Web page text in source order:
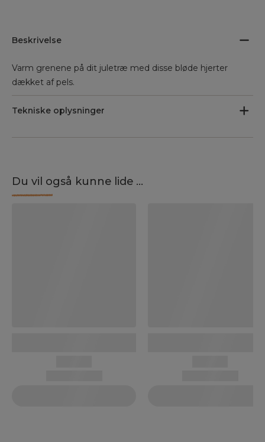
Beskrivelse
Varm grenene på dit juletræ med disse bløde hjerter
dækket af pels.
Tekniske oplysninger
Du vil også kunne lide ...